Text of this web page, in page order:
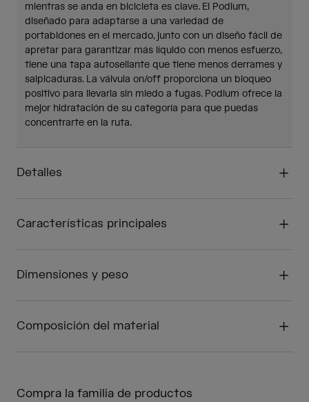
mientras se anda en bicicleta es clave. El Podium,
diseñado para adaptarse a una variedad de
portabidones en el mercado, junto con un diseño fácil de
apretar para garantizar más líquido con menos esfuerzo,
tiene una tapa autosellante que tiene menos derrames y
salpicaduras. La válvula on/off proporciona un bloqueo
positivo para llevarla sin miedo a fugas. Podium ofrece la
mejor hidratación de su categoría para que puedas
concentrarte en la ruta.
Detalles
Características principales
Dimensiones y peso
Composición del material
Compra la familia de productos